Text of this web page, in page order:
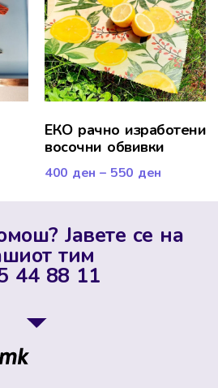
ЕКО рачно изработени
восочни обвивки
400 ден – 550 ден
Јавете се на
тим
44 88 11